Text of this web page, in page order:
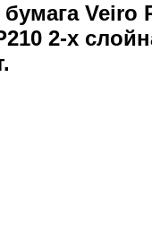
бумага Veiro
2-х